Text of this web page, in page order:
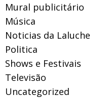
Mural publicitário
Música
Noticias da Laluche
Politica
Shows e Festivais
Televisão
Uncategorized